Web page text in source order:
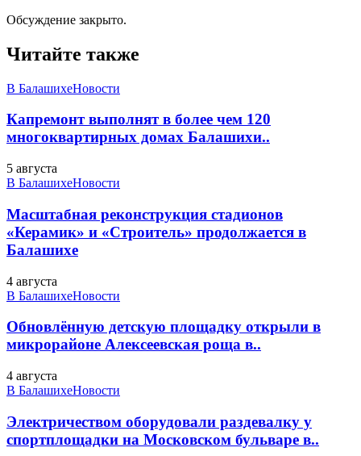
Обсуждение закрыто.
Читайте также
В БалашихеНовости
Капремонт выполнят в более чем 120
многоквартирных домах Балашихи..
5 августа
В БалашихеНовости
Масштабная реконструкция стадионов
«Керамик» и «Строитель» продолжается в
Балашихе
4 августа
В БалашихеНовости
Обновлённую детскую площадку открыли в
микрорайоне Алексеевская роща в..
4 августа
В БалашихеНовости
Электричеством оборудовали раздевалку у
спортплощадки на Московском бульваре в..